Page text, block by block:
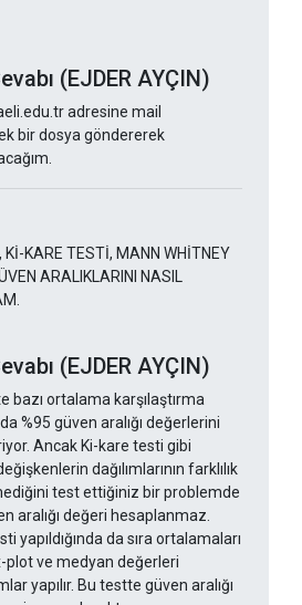
(EJDER AYÇIN)
adresine mail
bir dosya göndererek
KARE TESTİ, MANN WHİTNEY
ARALIKLARINI NASIL
(EJDER AYÇIN)
bazı ortalama karşılaştırma
%95 güven aralığı değerlerini
Ancak Ki-kare testi gibi
dağılımlarının farklılık
test ettiğiniz bir problemde
aralığı değeri hesaplanmaz.
yapıldığında da sıra ortalamaları
plot ve medyan değerleri
yapılır. Bu testte güven aralığı